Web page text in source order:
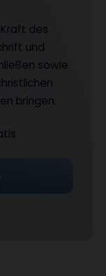
des
und
sowie
bringen.